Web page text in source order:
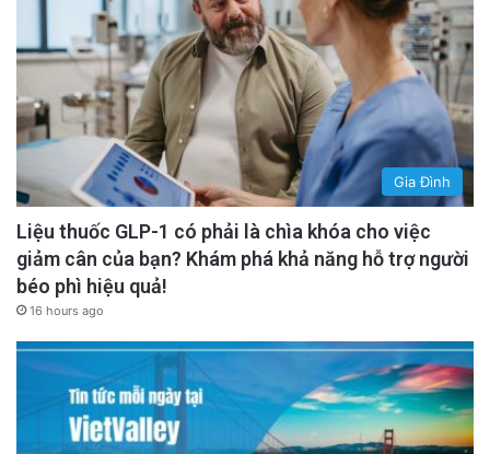
Gia Đình
Liệu thuốc GLP-1 có phải là chìa khóa cho việc
giảm cân của bạn? Khám phá khả năng hỗ trợ người
béo phì hiệu quả!
16 hours ago